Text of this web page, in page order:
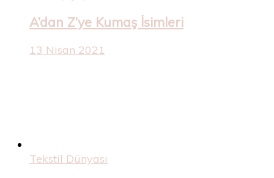
A’dan Z’ye Kumaş İsimleri
13 Nisan 2021
Tekstil Dünyası